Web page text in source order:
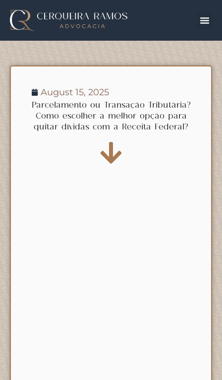
August 15, 2025
Parcelamento ou Transação Tributária?
Como escolher a melhor opção para
quitar dívidas com a Receita Federal?